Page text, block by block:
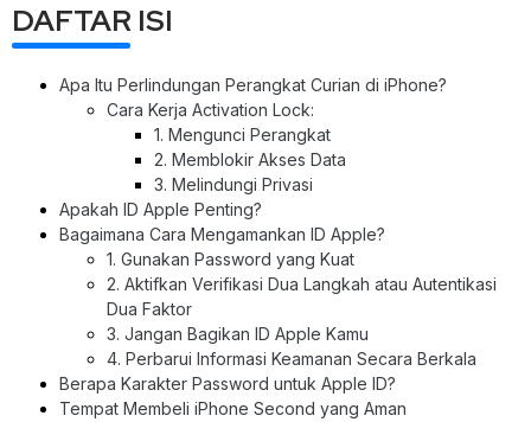
DAFTAR ISI
Apa Itu Perlindungan Perangkat Curian di iPhone?
Cara Kerja Activation Lock:
1. Mengunci Perangkat
2. Memblokir Akses Data
3. Melindungi Privasi
Apakah ID Apple Penting?
Bagaimana Cara Mengamankan ID Apple?
1. Gunakan Password yang Kuat
2. Aktifkan Verifikasi Dua Langkah atau Autentikasi
Dua Faktor
3. Jangan Bagikan ID Apple Kamu
4. Perbarui Informasi Keamanan Secara Berkala
Berapa Karakter Password untuk Apple ID?
Tempat Membeli iPhone Second yang Aman